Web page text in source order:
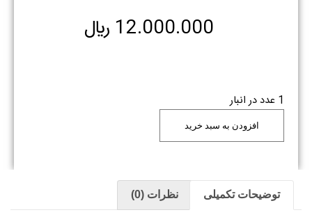
12.000.000 ﷼
1 عدد در انبار
افزودن به سبد خرید
توضیحات تکمیلی نظرات (0)